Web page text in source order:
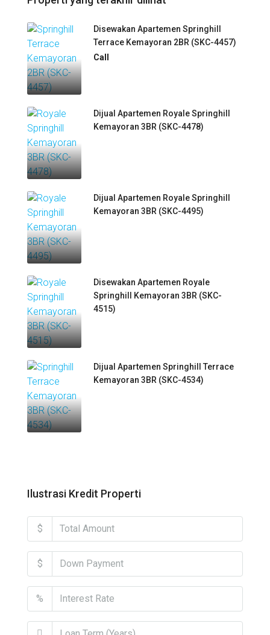
Disewakan Apartemen Springhill
Terrace Kemayoran 2BR (SKC-4457)
Call
Dijual Apartemen Royale Springhill
Kemayoran 3BR (SKC-4478)
Dijual Apartemen Royale Springhill
Kemayoran 3BR (SKC-4495)
Disewakan Apartemen Royale
Springhill Kemayoran 3BR (SKC-
4515)
Dijual Apartemen Springhill Terrace
Kemayoran 3BR (SKC-4534)
Ilustrasi Kredit Properti
$
$
%